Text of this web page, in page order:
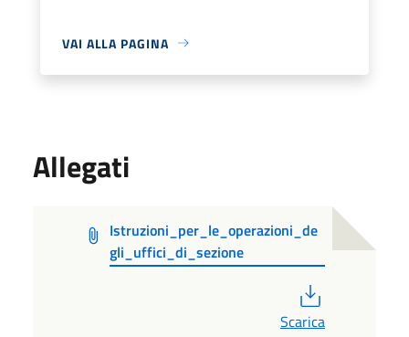
VAI ALLA PAGINA
Allegati
Istruzioni_per_le_operazioni_de
gli_uffici_di_sezione
Scarica